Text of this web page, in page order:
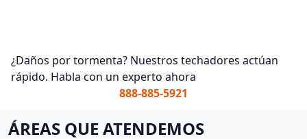
¿Daños por tormenta? Nuestros techadores actúan
rápido. Habla con un experto ahora
888-885-5921
ÁREAS QUE ATENDEMOS